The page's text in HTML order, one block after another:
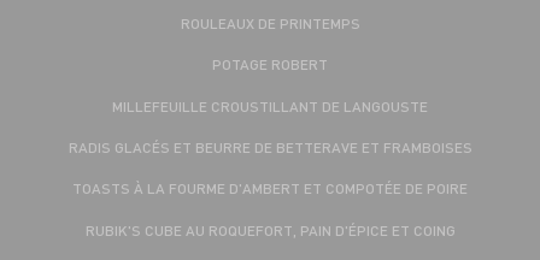
ROULEAUX DE PRINTEMPS
POTAGE ROBERT
MILLEFEUILLE CROUSTILLANT DE LANGOUSTE
RADIS GLACÉS ET BEURRE DE BETTERAVE ET FRAMBOISES
TOASTS À LA FOURME D'AMBERT ET COMPOTÉE DE POIRE
RUBIK'S CUBE AU ROQUEFORT, PAIN D'ÉPICE ET COING